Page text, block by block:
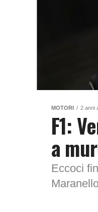
MOTORI 2 anni
F1:
a
Eccoci